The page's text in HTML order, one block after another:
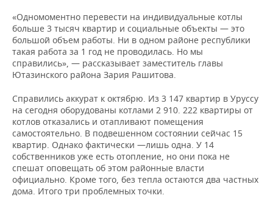
«Одномоментно перевести на индивидуальные котлы
больше 3 тысяч квартир и социальные объекты — это
большой объем работы. Ни в одном районе республики
такая работа за 1 год не проводилась. Но мы
справились», — рассказывает заместитель главы
Ютазинского района Зария Рашитова.
Справились аккурат к октябрю. Из 3 147 квартир в Уруссу
на сегодня оборудованы котлами 2 910. 222 квартиры от
котлов отказались и отапливают помещения
самостоятельно. В подвешенном состоянии сейчас 15
квартир. Однако фактически —лишь одна. У 14
собственников уже есть отопление, но они пока не
спешат оповещать об этом районные власти
официально. Кроме того, без тепла остаются два частных
дома. Итого три проблемных точки.